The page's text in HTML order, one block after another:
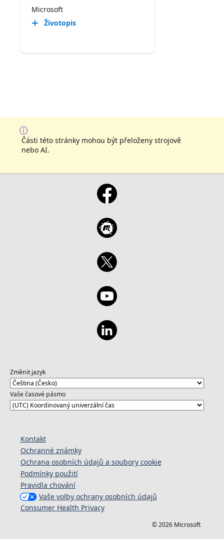
Microsoft
Životopis
Části této stránky mohou být přeloženy strojově
nebo AI.
Změnit jazyk
Vaše časové pásmo
Kontakt
Ochranné známky
Ochrana osobních údajů a soubory cookie
Podmínky použití
Pravidla chování
Vaše volby ochrany osobních údajů
Consumer Health Privacy
© 2026 Microsoft